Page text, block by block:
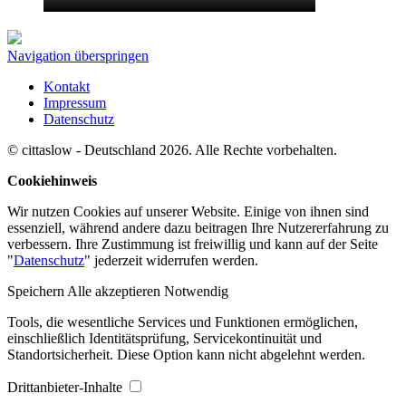
Navigation überspringen
Kontakt
Impressum
Datenschutz
© cittaslow - Deutschland 2026. Alle Rechte vorbehalten.
Cookiehinweis
Wir nutzen Cookies auf unserer Website. Einige von ihnen sind
essenziell, während andere dazu beitragen Ihre Nutzererfahrung zu
verbessern. Ihre Zustimmung ist freiwillig und kann auf der Seite
"Datenschutz" jederzeit widerrufen werden.
Speichern Alle akzeptieren Notwendig
Tools, die wesentliche Services und Funktionen ermöglichen,
einschließlich Identitätsprüfung, Servicekontinuität und
Standortsicherheit. Diese Option kann nicht abgelehnt werden.
Drittanbieter-Inhalte